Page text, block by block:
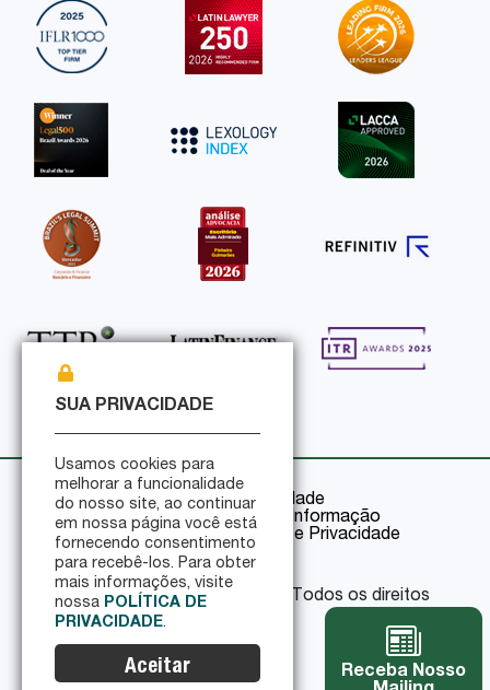
Política de Privacidade
Política de Segurança da Informação
Certificações de Segurança e Privacidade
© 2026 Pinheiro Guimarães - Todos os direitos
Receba Nosso
SUA PRIVACIDADE
Usamos cookies para
melhorar a funcionalidade
do nosso site, ao continuar
em nossa página você está
fornecendo consentimento
para recebê-los. Para obter
mais informações, visite
nossa POLÍTICA DE
PRIVACIDADE.
Aceitar